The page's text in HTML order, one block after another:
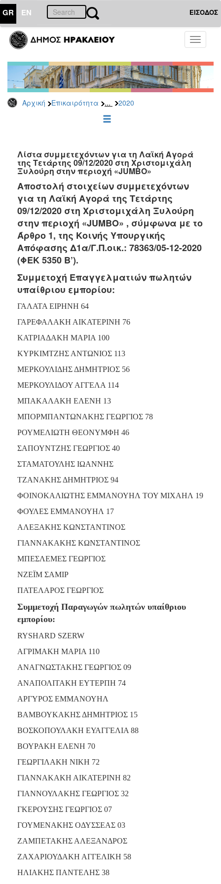
GR EN ΕΙΣΟΔΟΣ
Toggle
Αρχική Επικαιρότητα ... 2020
ΕΠΙΚΑΙΡΟΤΗΤΑ
Τύπου
Αρχείο
2026
2025
2022
2021
2020
2019
2018
2017
2016
2015
2012
2011
ΕΠΙΣΚΕΠΤΗΣ
Λίστα συμμετεχόντων για τη Λαϊκή Αγορά
της Τετάρτης 09/12/2020 στη Χριστομιχάλη
Ξυλούρη στην περιοχή «JUMBO»
Αποστολή στοιχείων συμμετεχόντων
για τη Λαϊκή Αγορά της Τετάρτης
09/12/2020 στη Χριστομιχάλη Ξυλούρη
στην περιοχή «JUMBO» , σύμφωνα με το
Άρθρο 1, της Κοινής Υπουργικής
Απόφασης Δ1α/Γ.Π.οικ.: 78363/05-12-2020
(ΦΕΚ 5350 Β’).
Συμμετοχή Επαγγελματιών πωλητών
υπαίθριου εμπορίου:
ΓΑΛΑΤΑ ΕΙΡΗΝΗ 64
ΓΑΡΕΦΑΛΑΚΗ ΑΙΚΑΤΕΡΙΝΗ 76
ΚΑΤΡΙΑΔΑΚΗ ΜΑΡΙΑ 100
ΚΥΡΚΙΜΤΖΗΣ ΑΝΤΩΝΙΟΣ 113
ΜΕΡΚΟΥΛΙΔΗΣ ΔΗΜΗΤΡΙΟΣ 56
ΜΕΡΚΟΥΛΙΔΟΥ ΑΓΓΕΛΑ 114
ΜΠΑΚΑΛΑΚΗ ΕΛΕΝΗ 13
ΜΠΟΡΜΠΑΝΤΩΝΑΚΗΣ ΓΕΩΡΓΙΟΣ 78
ΡΟΥΜΕΛΙΩΤΗ ΘΕΟΝΥΜΦΗ 46
ΣΑΠΟΥΝΤΖΗΣ ΓΕΩΡΓΙΟΣ 40
ΣΤΑΜΑΤΟΥΛΗΣ ΙΩΑΝΝΗΣ
ΤΖΑΝΑΚΗΣ ΔΗΜΗΤΡΙΟΣ 94
ΦΟΙΝΟΚΑΛΙΩΤΗΣ ΕΜΜΑΝΟΥΗΛ ΤΟΥ ΜΙΧΑΗΛ 19
ΦΟΥΛΕΣ ΕΜΜΑΝΟΥΗΛ 17
ΑΛΕΞΑΚΗΣ ΚΩΝΣΤΑΝΤΙΝΟΣ
ΓΙΑΝΝΑΚΑΚΗΣ ΚΩΝΣΤΑΝΤΙΝΟΣ
ΜΠΕΣΛΕΜΕΣ ΓΕΩΡΓΙΟΣ
ΝΖΕΪΜ ΣΑΜΙΡ
ΠΑΤΕΛΑΡΟΣ ΓΕΩΡΓΙΟΣ
Συμμετοχή Παραγωγών πωλητών υπαίθριου
εμπορίου:
RYSHARD SZERW
ΑΓΡΙΜΑΚΗ ΜΑΡΙΑ 110
ΑΝΑΓΝΩΣΤΑΚΗΣ ΓΕΩΡΓΙΟΣ 09
ΑΝΑΠΟΛΙΤΑΚΗ ΕΥΤΕΡΠΗ 74
ΑΡΓΥΡΟΣ ΕΜΜΑΝΟΥΗΛ
ΒΑΜΒΟΥΚΑΚΗΣ ΔΗΜΗΤΡΙΟΣ 15
ΒΟΣΚΟΠΟΥΛΑΚΗ ΕΥΑΓΓΕΛΙΑ 88
ΒΟΥΡΑΚΗ ΕΛΕΝΗ 70
ΓΕΩΡΓΙΛΑΚΗ ΝΙΚΗ 72
ΓΙΑΝΝΑΚΑΚΗ ΑΙΚΑΤΕΡΙΝΗ 82
ΓΙΑΝΝΟΥΛΑΚΗΣ ΓΕΩΡΓΙΟΣ 32
ΓΚΕΡΟΥΣΗΣ ΓΕΩΡΓΙΟΣ 07
ΓΟΥΜΕΝΑΚΗΣ ΟΔΥΣΣΕΑΣ 03
ΖΑΜΠΕΤΑΚΗΣ ΑΛΕΞΑΝΔΡΟΣ
ΖΑΧΑΡΙΟΥΔΑΚΗ ΑΓΓΕΛΙΚΗ 58
ΗΛΙΑΚΗΣ ΠΑΝΤΕΛΗΣ 38